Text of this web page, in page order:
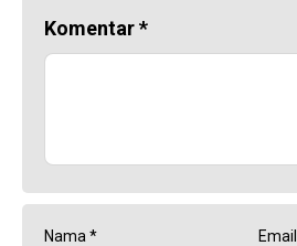
Komentar*
Nama * Email